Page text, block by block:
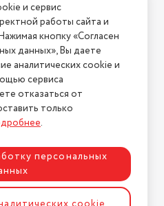
возврата
Напишите нам
У нас есть всё!
ASTDESIGN
и сервис
работы сайта и
кнопку «Согласен
данных», Вы даете
аналитических cookie и
сервиса
отказаться от
только
.
персональных